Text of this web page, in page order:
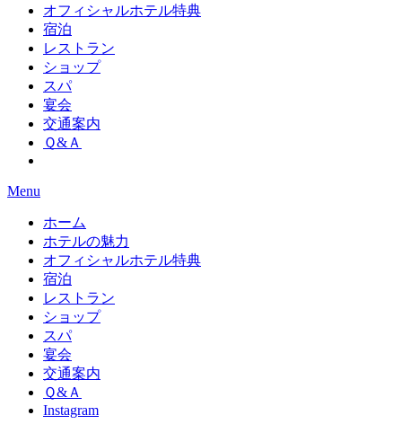
オフィシャルホテル特典
宿泊
レストラン
ショップ
スパ
宴会
交通案内
Ｑ&Ａ
Menu
ホーム
ホテルの魅力
オフィシャルホテル特典
宿泊
レストラン
ショップ
スパ
宴会
交通案内
Ｑ&Ａ
Instagram